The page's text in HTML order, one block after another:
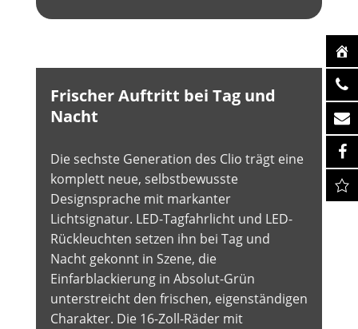
Frischer Auftritt bei Tag und
Nacht
Die sechste Generation des Clio trägt eine
komplett neue, selbstbewusste
Designsprache mit markanter
Lichtsignatur. LED-Tagfahrlicht und LED-
Rückleuchten setzen ihn bei Tag und
Nacht gekonnt in Szene, die
Einfarblackierung in Absolut-Grün
unterstreicht den frischen, eigenständigen
Charakter. Die 16-Zoll-Räder mit